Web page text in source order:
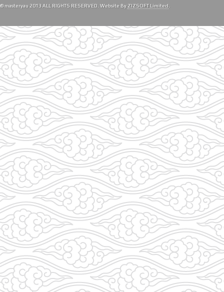
© masteryau 2013 ALL RIGHTS RESERVED. Website By ZIZSOFT Limited